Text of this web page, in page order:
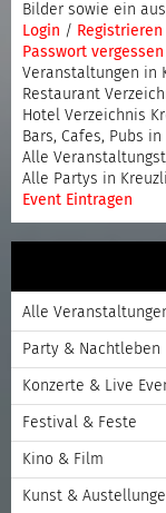
Bilder sowie ein
Login / Registrieren
Passwort vergessen
Veranstaltungen in
Restaurant
Hotel Verzeichnis
Bars, Cafes, Pubs
Alle
Alle Partys in
Event Eintragen
Alle
Party & Nachtleben
Konzerte & Live
Festival & Feste
Kino & Film
Kunst &